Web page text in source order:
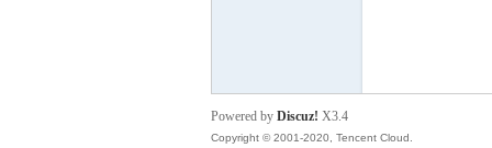
Powered by Discuz! X3.4
Copyright © 2001-2020, Tencent Cloud.